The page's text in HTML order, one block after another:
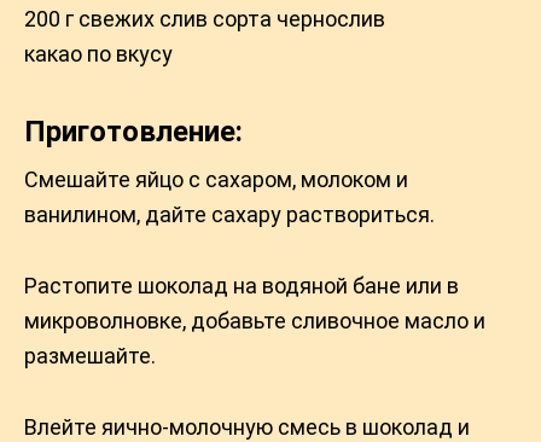
200 г свежих слив сорта чернослив
какао по вкусу
Приготовление:
Смешайте яйцо с сахаром, молоком и
ванилином, дайте сахару раствориться.
Растопите шоколад на водяной бане или в
микроволновке, добавьте сливочное масло и
размешайте.
Влейте яично-молочную смесь в шоколад и